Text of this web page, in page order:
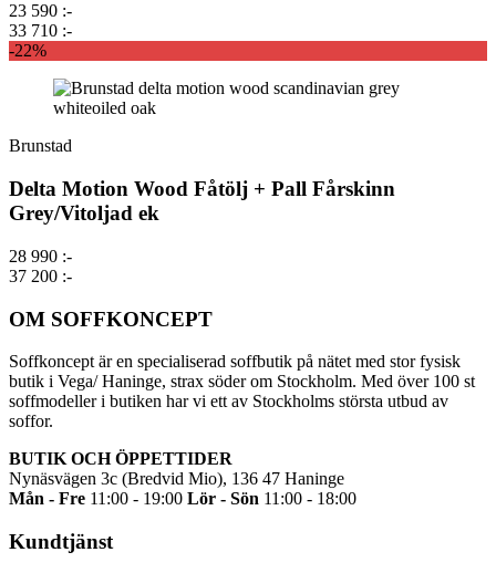
23 590 :-
33 710 :-
-22%
Brunstad
Delta Motion Wood Fåtölj + Pall Fårskinn
Grey/Vitoljad ek
28 990 :-
37 200 :-
OM SOFFKONCEPT
Soffkoncept är en specialiserad soffbutik på nätet med stor fysisk
butik i Vega/ Haninge, strax söder om Stockholm. Med över 100 st
soffmodeller i butiken har vi ett av Stockholms största utbud av
soffor.
BUTIK OCH ÖPPETTIDER
Nynäsvägen 3c (Bredvid Mio), 136 47 Haninge
Mån - Fre 11:00 - 19:00 Lör - Sön 11:00 - 18:00
Kundtjänst